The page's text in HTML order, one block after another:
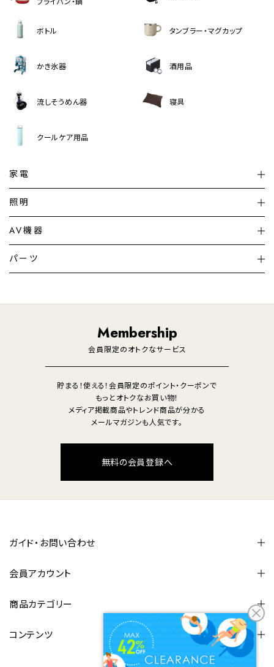
ボトル タンブラー・マグカップ
かき氷器 酒用品
流しそうめん器 寝具
クールケア用品
家電
加湿器・空気清浄機
暖房機 掃除機
調理家電 生活家電
照明
シーリングライト
デスクライト
AV機器
テレビ
パーツ
Membership
会員限定のオトクなサービス
貯まる！使える！会員限定のポイント・クーポンで
もっとオトクなお買い物！
メディア掲載商品やトレンド商品が分かる
メールマガジンも人気です。
無料の会員登録へ
ガイド・お問い合わせ
会員アカウント
商品カテゴリー
コンテンツ